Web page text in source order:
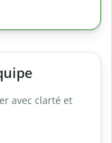
avec clarté et